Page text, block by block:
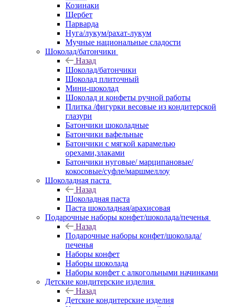
Козинаки
Щербет
Парварда
Нуга/лукум/рахат-лукум
Мучные национальные сладости
Шоколад/батончики
Назад
Шоколад/батончики
Шоколад плиточный
Мини-шоколад
Шоколад и конфеты ручной работы
Плитка /фигурки весовые из кондитерской
глазури
Батончики шоколадные
Батончики вафельные
Батончики с мягкой карамелью
орехами,злаками
Батончики нуговые/ марципановые/
кокосовые/суфле/маршмеллоу
Шоколадная паста
Назад
Шоколадная паста
Паста шоколадная/арахисовая
Подарочные наборы конфет/шоколада/печенья
Назад
Подарочные наборы конфет/шоколада/
печенья
Наборы конфет
Наборы шоколада
Наборы конфет с алкогольными начинками
Детские кондитерские изделия
Назад
Детские кондитерские изделия